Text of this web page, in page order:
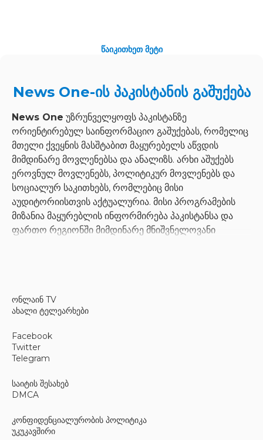
წაიკითხეთ მეტი
News One-ის პაკისტანის გაშუქება
News One უზრუნველყოფს პაკისტანზე
ორიენტირებულ საინფორმაციო გაშუქებას, რომელიც
მთელი ქვეყნის მასშტაბით მაყურებელს აწვდის
მიმდინარე მოვლენებსა და ანალიზს. არხი აშუქებს
ეროვნულ მოვლენებს, პოლიტიკურ მოვლენებს და
სოციალურ საკითხებს, რომლებიც მისი
აუდიტორიისთვის აქტუალურია. მისი პროგრამების
მიზანია მაყურებლის ინფორმირება პაკისტანსა და
ფართო რეგიონში მიმდინარე მნიშვნელოვანი
რადიოსადგური გთავაზობთ საინფორმაციო
გამოშვებებისა და თოქ-შოუების ფართო სპექტრს,
რომლებიც სხვადასხვა პერსპექტივიდან განიხილავს
ბოლო სიახლეებს და სიღრმისეულ დისკუსიებს ისეთ
თემებზე, როგორიცაა მმართველობა, ეკონომიკა და
საჯარო პოლიტიკა. ეს სერვისი პრიორიტეტს ანიჭებს
ფაქტობრივ რეპორტაჟებსა და სარედაქციო
ონლაინ TV
ახალი ტელეარხები
Facebook
Twitter
Telegram
საიტის შესახებ
DMCA
კონფიდენციალურობის პოლიტიკა
უკუკავშირი